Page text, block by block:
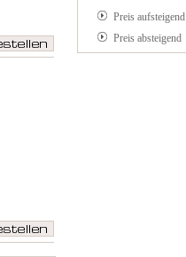
Preis aufsteigend
Preis absteigend